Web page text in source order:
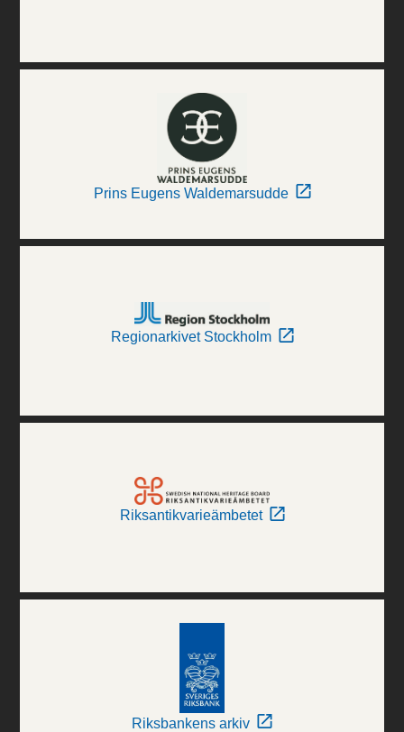
Prins Eugens Waldemarsudde
Regionarkivet Stockholm
Riksantikvarieämbetet
Riksbankens arkiv